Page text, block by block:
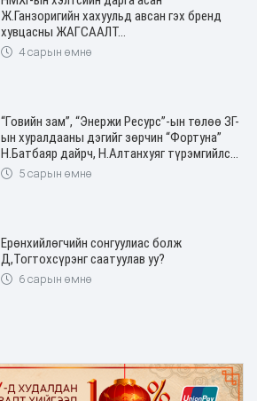
Ж.Ганзоригийн хахуульд авсан гэх бренд
хувцасны ЖАГСААЛТ…
4 сарын өмнө
“Говийн зам”, “Энержи Ресурс”-ын төлөө ЗГ-
ын хуралдааны дэгийг зөрчин “Фортуна”
Н.Батбаяр дайрч, Н.Алтанхуяг түрэмгийлсэн
БАРИМТААС…
5 сарын өмнө
Ерөнхийлөгчийн сонгуулиас болж
Д,Тогтохсүрэнг саатуулав уу?
6 сарын өмнө